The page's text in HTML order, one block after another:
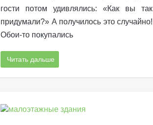
гости потом удивлялись: «Как вы так
придумали?» А получилось это случайно!
Обои-то покупались
Читать дальше